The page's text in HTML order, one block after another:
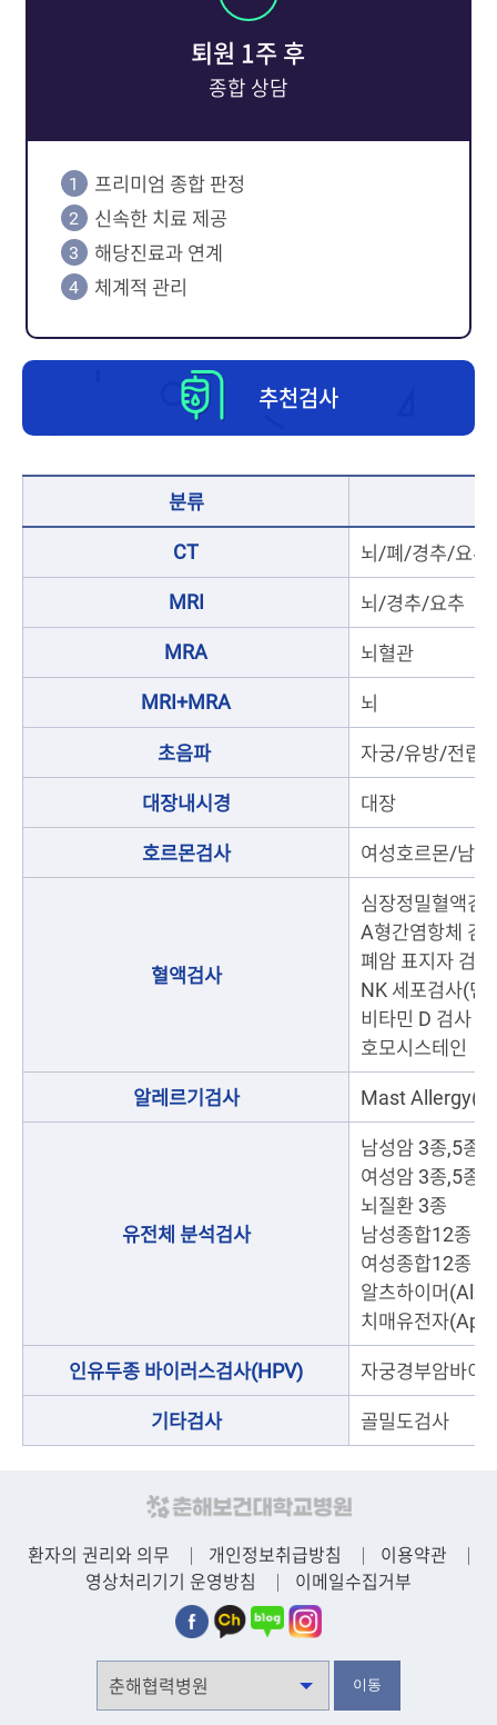
퇴원 1주 후
종합 상담
프리미엄 종합 판정
신속한 치료 제공
해당진료과 연계
체계적 관리
추천검사
분류
CT 뇌/폐/경추/요추
MRI 뇌/경추/요추
MRA 뇌혈관
MRI+MRA 뇌
초음파 자궁/유방/전립
대장내시경 대장
호르몬검사 여성호르몬/남성
혈액검사
심장정밀혈액검
A형간염항체 검
폐암 표지자 검사
NK 세포검사(면
비타민 D 검사
호모시스테인
알레르기검사 Mast Allergy(
유전체 분석검사
남성암 3종,5종
여성암 3종,5종
뇌질환 3종
남성종합12종
여성종합12종
알츠하이머
치매유전자(Apo
인유두종 바이러스검사(HPV) 자궁경부암바이
기타검사 골밀도검사
환자의 권리와 의무 개인정보취급방침
이용약관
영상처리기기 운영방침
이메일수집거부